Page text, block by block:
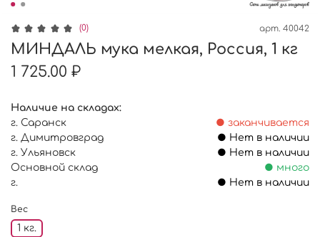
(0) арт. 40042
МИНДАЛЬ мука мелкая, Россия, 1 кг
1 725.00 ₽
Наличие на складах:
г. Саранск
● заканчивается
г. Димитровград
● Нет в наличии
г. Ульяновск
● Нет в наличии
Основной склад
● много
г.
● Нет в наличии
Вес
1 кг.